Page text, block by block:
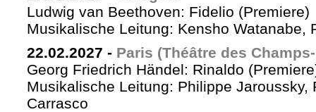
Ludwig van Beethoven: Fidelio (Premiere)
Musikalische Leitung: Kensho Watanabe,
22.02.2027 - Paris (Théâtre des
Georg Friedrich Händel: Rinaldo
Musikalische Leitung: Philippe Jaroussky,
Carrasco